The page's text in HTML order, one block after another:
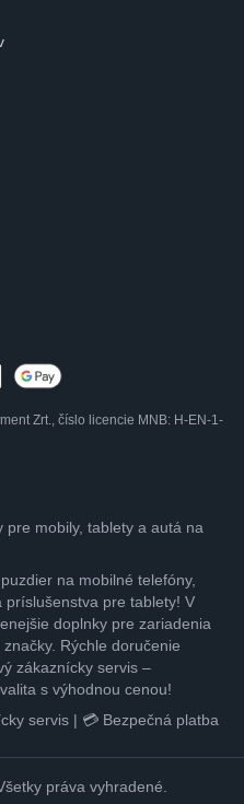
Zrt., číslo licencie MNB: H-EN-1-
pre mobily, tablety a autá na
na mobilné telefóny,
pre tablety! V
doplnky pre zariadenia
Rýchle doručenie
zákaznícky servis –
s výhodnou cenou!
servis | 💳 Bezpečná platba
práva vyhradené.